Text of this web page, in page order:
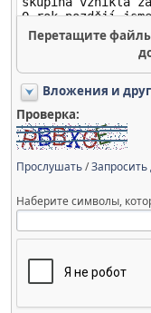
Перетащите
Вложения и
Проверка:
Прослушать/
Наберите символы,